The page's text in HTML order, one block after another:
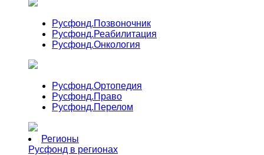
Русфонд.Позвоночник
Русфонд.Реабилитация
Русфонд.Онкология
Русфонд.Ортопедия
Русфонд.Право
Русфонд.Перелом
Регионы
Русфонд в регионах